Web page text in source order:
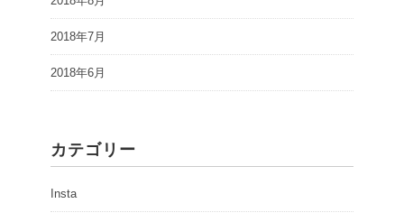
2018年7月
2018年6月
カテゴリー
Insta